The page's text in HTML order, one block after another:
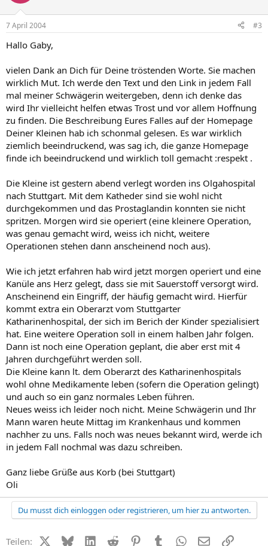
7 April 2004 #3
Hallo Gaby,
vielen Dank an Dich für Deine tröstenden Worte. Sie machen
wirklich Mut. Ich werde den Text und den Link in jedem Fall
mal meiner Schwägerin weitergeben, denn ich denke das
wird Ihr vielleicht helfen etwas Trost und vor allem Hoffnung
zu finden. Die Beschreibung Eures Falles auf der Homepage
Deiner Kleinen hab ich schonmal gelesen. Es war wirklich
ziemlich beeindruckend, was sag ich, die ganze Homepage
finde ich beeindruckend und wirklich toll gemacht :respekt .
Die Kleine ist gestern abend verlegt worden ins Olgahospital
nach Stuttgart. Mit dem Katheder sind sie wohl nicht
durchgekommen und das Prostaglandin konnten sie nicht
spritzen. Morgen wird sie operiert (eine kleinere Operation,
was genau gemacht wird, weiss ich nicht, weitere
Operationen stehen dann anscheinend noch aus).
Wie ich jetzt erfahren hab wird jetzt morgen operiert und eine
Kanüle ans Herz gelegt, dass sie mit Sauerstoff versorgt wird.
Anscheinend ein Eingriff, der häufig gemacht wird. Hierfür
kommt extra ein Oberarzt vom Stuttgarter
Katharinenhospital, der sich im Berich der Kinder spezialisiert
hat. Eine weitere Operation soll in einem halben Jahr folgen.
Dann ist noch eine Operation geplant, die aber erst mit 4
Jahren durchgeführt werden soll.
Die Kleine kann lt. dem Oberarzt des Katharinenhospitals
wohl ohne Medikamente leben (sofern die Operation gelingt)
und auch so ein ganz normales Leben führen.
Neues weiss ich leider noch nicht. Meine Schwägerin und Ihr
Mann waren heute Mittag im Krankenhaus und kommen
nachher zu uns. Falls noch was neues bekannt wird, werde ich
in jedem Fall nochmal was dazu schreiben.
Ganz liebe Grüße aus Korb (bei Stuttgart)
Oli
Du musst dich einloggen oder registrieren, um hier zu antworten.
Teilen: X (Twitter)
BlueskyLinkedIn
Reddit PinterestTumblr WhatsApp
E-MailLink